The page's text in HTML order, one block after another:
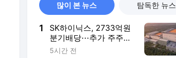
많이 본 뉴스 탐독한 뉴스
1
SK하이닉스, 2733억원
분기배당⋯추가 주주환
원안 3분기 발표
5시간 전